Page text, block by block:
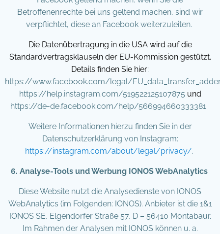
Betroffenenrechte bei uns geltend machen, sind wir
verpflichtet, diese an Facebook weiterzuleiten.
Die Datenübertragung in die USA wird auf die
Standardvertragsklauseln der EU-Kommission gestützt.
Details finden Sie hier:
https://www.facebook.com/legal/
https://help.instagram.com/519522125107875 und
https://de-de.facebook.com/help/566994660333381.
Weitere Informationen hierzu finden Sie in der
Datenschutzerklärung von Instagram:
https://instagram.com/about/legal/privacy/.
6. Analyse-Tools und Werbung IONOS WebAnalytics
Diese Website nutzt die Analysedienste von IONOS
WebAnalytics (im Folgenden: IONOS). Anbieter ist die 1&1
IONOS SE, Elgendorfer Straße 57, D – 56410 Montabaur.
Im Rahmen der Analysen mit IONOS können u. a.